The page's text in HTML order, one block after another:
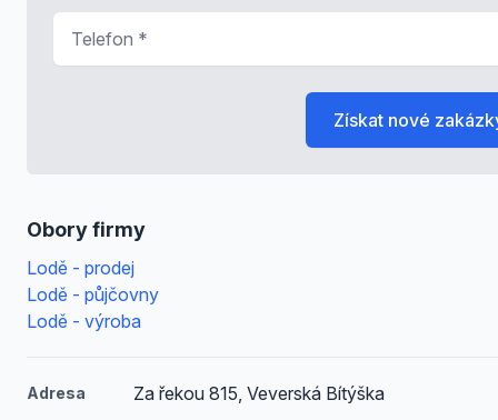
Obory firmy
Lodě - prodej
Lodě - půjčovny
Lodě - výroba
Adresa Za řekou 815, Veverská Bítýška
Získat nové